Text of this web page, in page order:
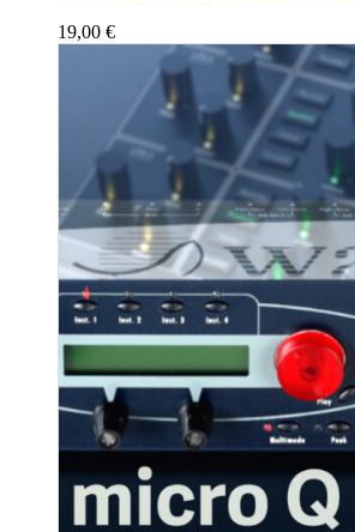
19,00 €